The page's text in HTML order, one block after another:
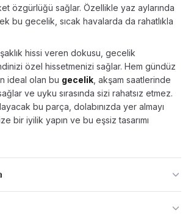
özgürlüğü sağlar. Özellikle yaz aylarında
bu gecelik, sıcak havalarda da rahatlıkla
hissi veren dokusu, gecelik
özel hissetmenizi sağlar. Hem gündüz
ideal olan bu gecelik , akşam saatlerinde
ve uyku sırasında sizi rahatsız etmez.
bu parça, dolabınızda yer almayı
bir iyilik yapın ve bu eşsiz tasarımı